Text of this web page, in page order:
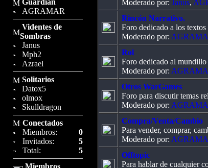
Guardian
AGRAMAR
Videntes de
Sombras
Janus
Mph2
Azrael
Solitarios
Datox5
olmox
Skulldragon
Conectados
Miembros:
0
Invitados:
5
Total:
5
Miembros
Moderado por: Janus,
Rincón Narrativo.
Foro dedicado a los
Moderado por:
Rol
Foro dedicado al
Moderado por:
Otros WarGames
Foro para discutir temas
Moderado por:
Compra/Venta/Cambio
Para vender, comprar,
Moderado por:
Offtopic
Para hablar de cualquier